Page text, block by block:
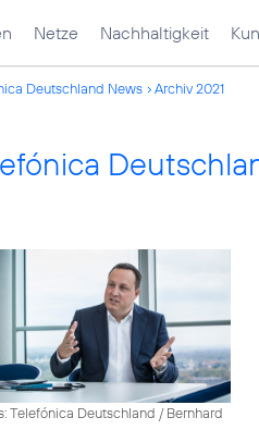
Netze Nachhaltigkeit
Deutschland News Archiv 2021
Telefónica Deutschland / Bernhard